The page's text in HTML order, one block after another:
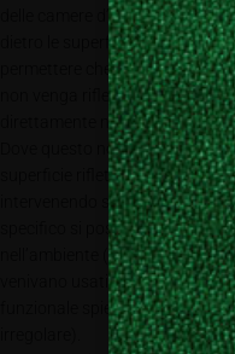
Fonte:
delle camere d’aria
dietro le superfici, per
permettere che l’onda
non venga riflessa
direttamente nell’ambiente
Dove questo non è possibile,
superficie riflettente con
intervenendo sulla planarità
specifico si possono devirare
nell’ambiente (i non più
venivano usati per isolare le
funzionale spiegabile proprio